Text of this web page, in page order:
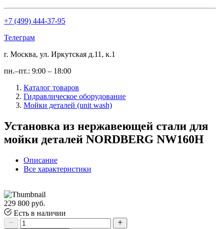
+7 (499) 444-37-95
Телеграм
г. Москва, ул. Иркутская д.11, к.1
пн.–пт.: 9:00 – 18:00
Каталог товаров
Гидравлическое оборудование
Мойки деталей (unit wash)
Установка из нержавеющей стали для
мойки деталей NORDBERG NW160H
Описание
Все характеристики
229 800 руб.
Есть в наличии